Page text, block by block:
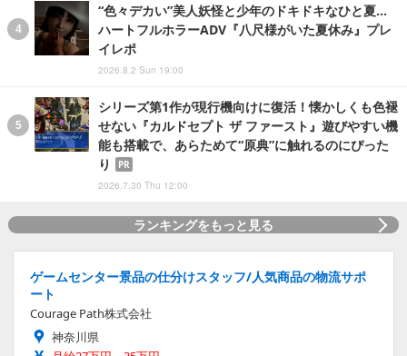
“色々デカい”美人妖怪と少年のドキドキなひと夏…
ハートフルホラーADV『八尺様がいた夏休み』プレ
イレポ
2026.8.2 Sun 19:00
シリーズ第1作が現行機向けに復活！懐かしくも色褪
せない『カルドセプト ザ ファースト』遊びやすい機
能も搭載で、あらためて“原典”に触れるのにぴった
り
PR
2026.7.30 Thu 12:00
ランキングをもっと見る
ゲームセンター景品の仕分けスタッフ/人気商品の物流サポ
ート
Courage Path株式会社
神奈川県